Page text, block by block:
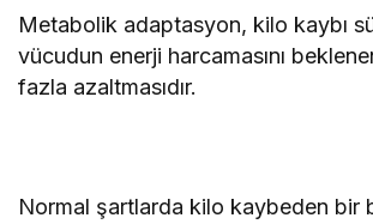
Metabolik adaptasyon, kilo kaybı
vücudun enerji harcamasını
fazla azaltmasıdır.
Normal şartlarda kilo kaybeden bir